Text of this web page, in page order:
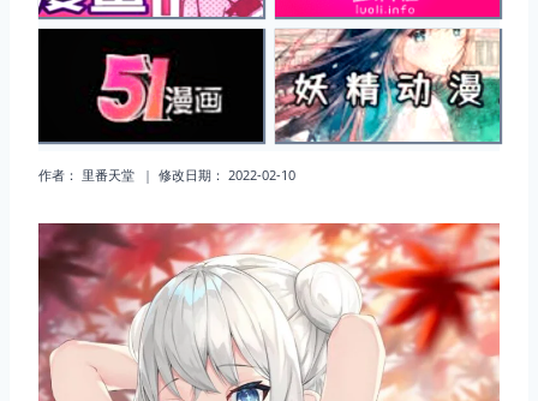
作者： 里番天堂 修改日期： 2022-02-10